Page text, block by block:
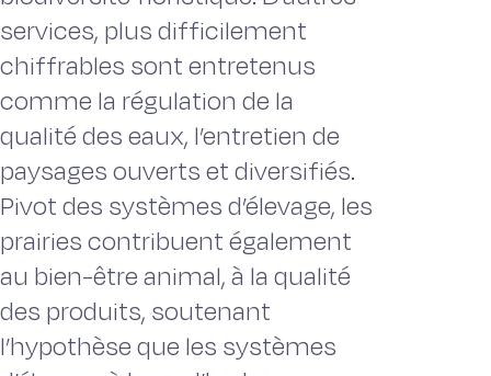
services, plus difficilement
chiffrables sont entretenus
comme la régulation de la
qualité des eaux, l’entretien de
paysages ouverts et diversifiés.
Pivot des systèmes d’élevage, les
prairies contribuent également
au bien-être animal, à la qualité
des produits, soutenant
l’hypothèse que les systèmes